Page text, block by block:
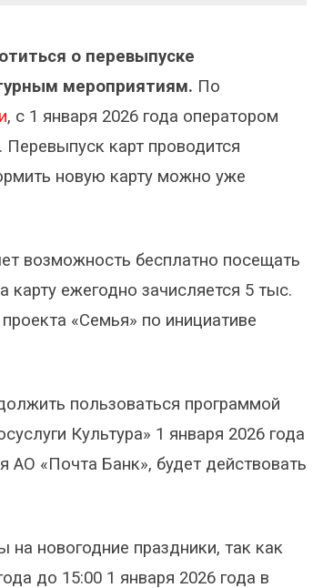
о перевыпуске
мероприятиям. По
, с 1 января 2026 года оператором
карт проводится
новую карту можно уже
возможность бесплатно посещать
карту ежегодно зачисляется 5 тыс.
«Семья» по инициативе
пользоваться программой
Культура» 1 января 2026 года
АО «Почта Банк», будет действовать
новогодние праздники, так как
до 15:00 1 января 2026 года в